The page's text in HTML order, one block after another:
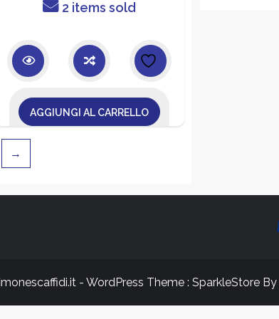
2 items sold
AGGIUNGI AL CARRELLO
→
- WordPress Theme : SparkleStore By